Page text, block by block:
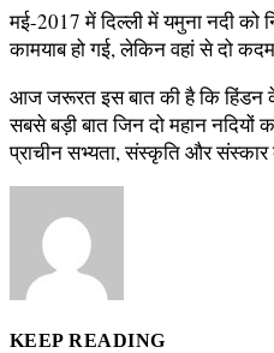
मई-2017 में दिल्ली में यमुना नदी को
कामयाब हो गई, लेकिन वहां से दो
आज जरूरत इस बात की है कि हिंडन के
सबसे बड़ी बात जिन दो महान
प्राचीन सभ्यता, संस्कृति और संस्कार
KEEP READING